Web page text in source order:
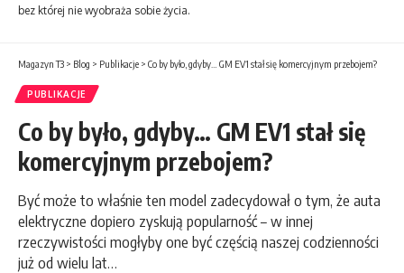
bez której nie wyobraża sobie życia.
Magazyn T3 > Blog > Publikacje > Co by było, gdyby… GM EV1 stał się komercyjnym przebojem?
PUBLIKACJE
Co by było, gdyby… GM EV1 stał się
komercyjnym przebojem?
Być może to właśnie ten model zadecydował o tym, że auta
elektryczne dopiero zyskują popularność – w innej
rzeczywistości mogłyby one być częścią naszej codzienności
już od wielu lat…